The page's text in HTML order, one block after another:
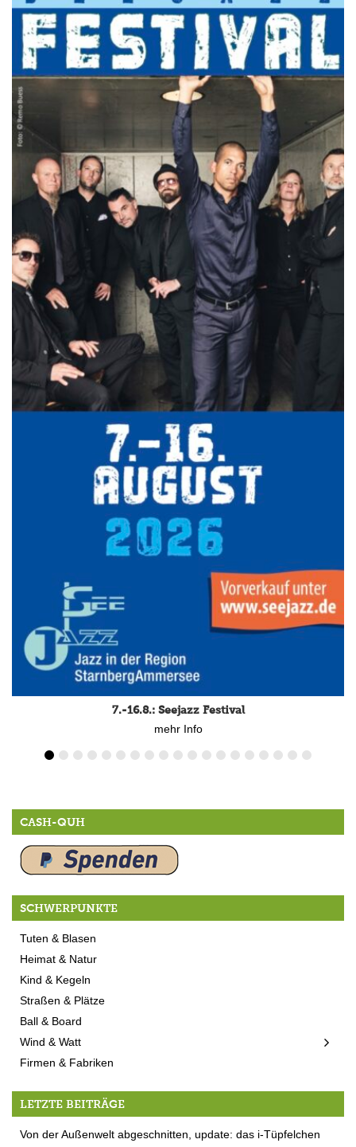
7.-16.8.: Seejazz Festival
mehr Info
CASH-QUH
SCHWERPUNKTE
Tuten & Blasen
Heimat & Natur
Kind & Kegeln
Straßen & Plätze
Ball & Board
Wind & Watt
Firmen & Fabriken
LETZTE BEITRÄGE
Von der Außenwelt abgeschnitten, update: das i-Tüpfelchen